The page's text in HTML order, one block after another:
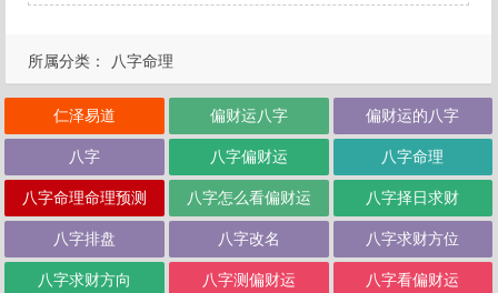
所属分类： 八字命理
仁泽易道 偏财运八字 偏财运的八字
八字 八字偏财运 八字命理
八字命理命理预测 八字怎么看偏财运 八字择日求财
八字排盘 八字改名 八字求财方位
八字求财方向 八字测偏财运 八字看偏财运